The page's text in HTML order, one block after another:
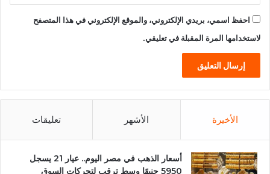
احفظ اسمي، بريدي الإلكتروني، والموقع الإلكتروني في هذا المتصفح
لاستخدامها المرة المقبلة في تعليقي.
الأخيرة الأشهر تعليقات
أسعار الذهب في مصر اليوم.. عيار 21 يسجل
5950 جنيهًا وسط ترقب لتحركات السوق